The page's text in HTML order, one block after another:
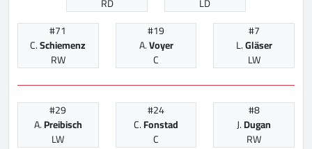
#71
C.Schiemenz
RW
#19
A.Voyer
C
#7
L.Gläser
LW
#29
A.Preibisch
LW
#24
C.Fonstad
C
#8
J.Dugan
RW